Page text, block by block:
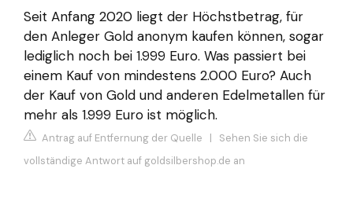
Seit Anfang 2020 liegt der Höchstbetrag, für
den Anleger Gold anonym kaufen können, sogar
lediglich noch bei 1.999 Euro. Was passiert bei
einem Kauf von mindestens 2.000 Euro? Auch
der Kauf von Gold und anderen Edelmetallen für
mehr als 1.999 Euro ist möglich.
Antrag auf Entfernung der Quelle | Sehen Sie sich die
vollständige Antwort auf goldsilbershop.de an